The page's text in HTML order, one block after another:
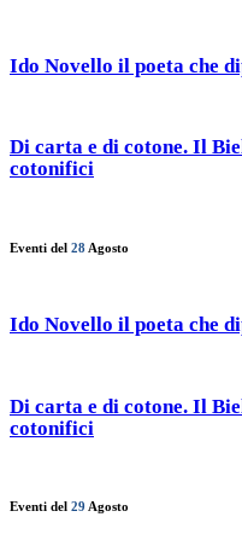
Ido Novello il poeta che
Di carta e di cotone. Il
cotonifici
Eventi del 28 Agosto
Ido Novello il poeta che
Di carta e di cotone. Il
cotonifici
Eventi del 29 Agosto